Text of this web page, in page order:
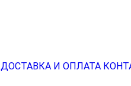
ДОСТАВКА И ОПЛАТА